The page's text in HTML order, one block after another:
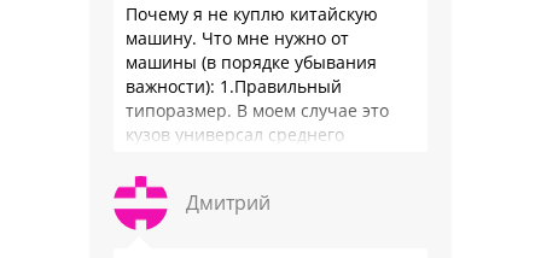
Почему я не куплю китайскую
машину. Что мне нужно от
машины (в порядке убывания
важности): 1.Правильный
типоразмер. В моем случае это
кузов универсал среднего
быть уверенным, что она меня
везде довезет и …
Дмитрий